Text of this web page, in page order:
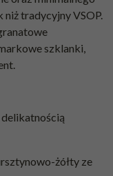
niż tradycyjny VSOP.
szklanki,
żółty ze